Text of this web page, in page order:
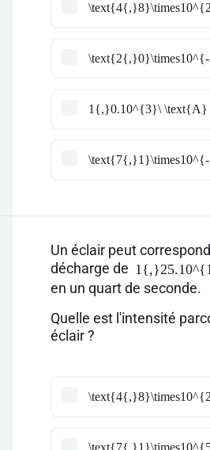
1{,}0.10^{3}\ \text{A}
Un éclair peut
décharge de
en un quart de seconde.
Quelle est l'intensité
éclair ?